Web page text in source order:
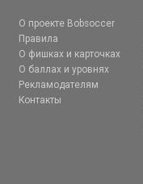
О проекте Bobsoccer
Правила
О фишках и карточках
О баллах и уровнях
Рекламодателям
Контакты